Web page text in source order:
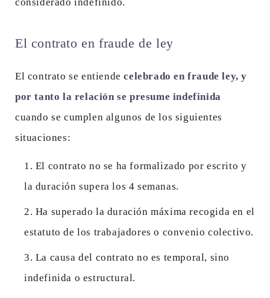
El contrato en fraude de ley
El contrato se entiendecelebrado en fraude ley, y
por tanto la relación se presume indefinida
cuando se cumplen algunos de los siguientes
situaciones:
El contrato no se ha formalizado por escrito y
la duración supera los 4 semanas.
Ha superado la duración máxima recogida en el
estatuto de los trabajadores o convenio colectivo.
La causa del contrato no es temporal, sino
indefinida o estructural.